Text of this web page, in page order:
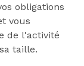
obligations
vous
de l'activité
taille.